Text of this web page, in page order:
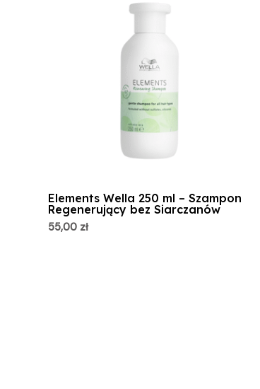
Elements Wella 250 ml – Szampon
Regenerujący bez Siarczanów
55,00 zł